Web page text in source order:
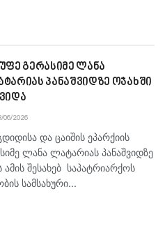
გერასიმე ლანა
პანაშვიდზე ოჯახში
06/2026
და ცაიშის ეპარქიის
ლანა ლატარიას პანაშვიდზე
შესახებ საპატრიარქოს
სამსახური...